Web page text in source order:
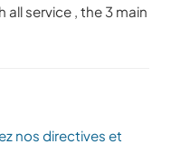
service , the 3 main
nos directives et